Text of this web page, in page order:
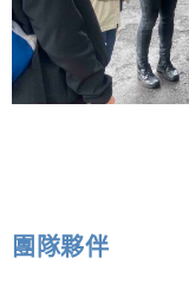
團隊夥伴